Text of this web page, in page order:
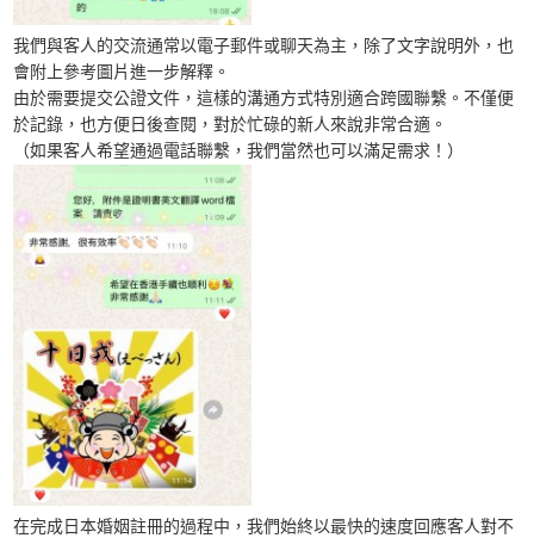
我們與客人的交流通常以電子郵件或聊天為主，除了文字說明外，也
會附上參考圖片進一步解釋。
由於需要提交公證文件，這樣的溝通方式特別適合跨國聯繫。不僅便
於記錄，也方便日後查閱，對於忙碌的新人來說非常合適。
（如果客人希望通過電話聯繫，我們當然也可以滿足需求！）
在完成日本婚姻註冊的過程中，我們始終以最快的速度回應客人對不